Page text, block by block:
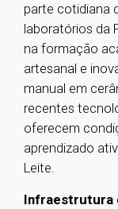
parte cotidiana
laboratórios da
na formação
artesanal e
manual em
recentes
oferecem
aprendizado
Leite.
Infraestrutura